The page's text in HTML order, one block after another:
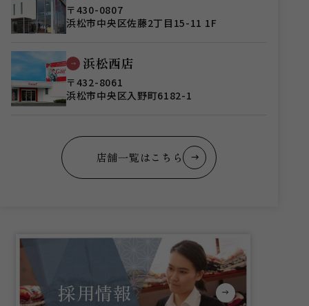
〒430-0807
浜松市中央区佐藤2丁目15-11 1F
浜松西店
〒432-8061
浜松市中央区入野町6182-1
店舗一覧はこちら
採用情報